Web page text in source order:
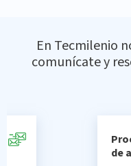
En Tecmilenio
comunícate y
de